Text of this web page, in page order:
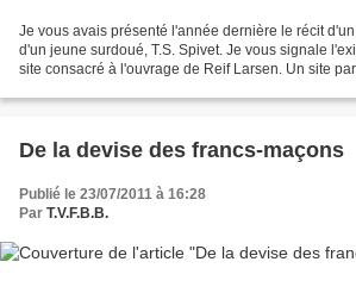
Je vous avais présenté l'année dernière le récit
d'un jeune surdoué, T.S. Spivet. Je vous signale
site consacré à l'ouvrage de Reif Larsen. Un site
De la devise des francs-maçons
Publié le 23/07/2011 à 16:28
Par T.V.F.B.B.